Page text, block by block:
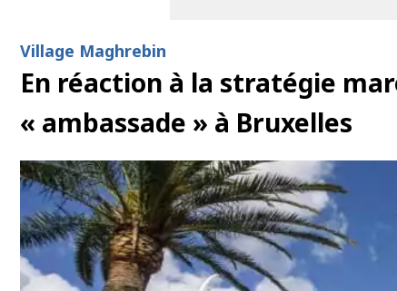
Village Maghrebin
En réaction à la stratégie
« ambassade » à Bruxelles